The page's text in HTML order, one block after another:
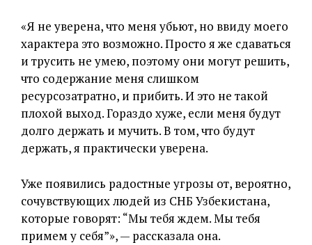
«Я не уверена, что меня убьют, но ввиду моего
характера это возможно. Просто я же сдаваться
и трусить не умею, поэтому они могут решить,
что содержание меня слишком
ресурсозатратно, и прибить. И это не такой
плохой выход. Гораздо хуже, если меня будут
долго держать и мучить. В том, что будут
держать, я практически уверена.
Уже появились радостные угрозы от, вероятно,
сочувствующих людей из СНБ Узбекистана,
которые говорят: “Мы тебя ждем. Мы тебя
примем у себя”», — рассказала она.